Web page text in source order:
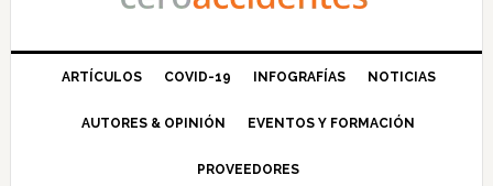
ARTÍCULOS COVID-19 INFOGRAFÍAS NOTICIAS
AUTORES & OPINIÓN EVENTOS Y FORMACIÓN
PROVEEDORES